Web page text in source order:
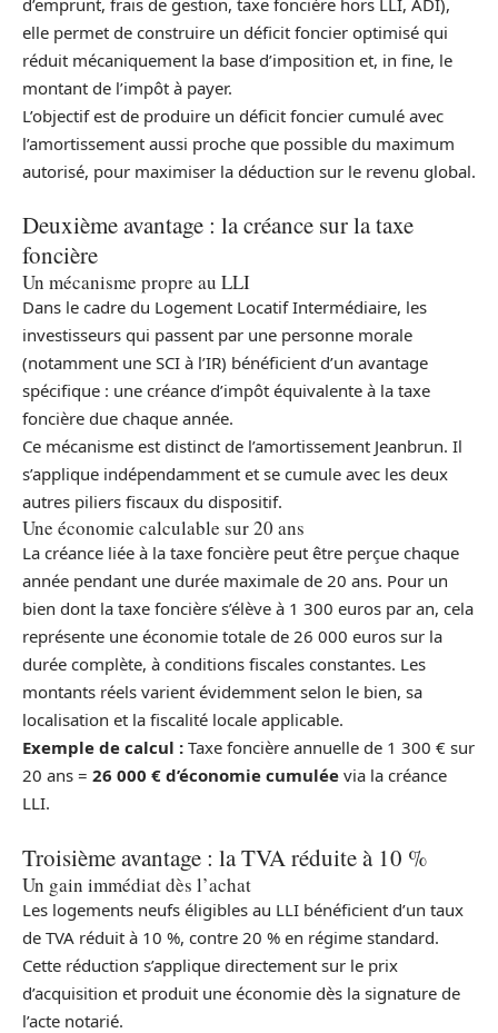
elle permet de construire un déficit foncier optimisé qui
réduit mécaniquement la base d’imposition et, in fine, le
montant de l’impôt à payer.
L’objectif est de produire un déficit foncier cumulé avec
l’amortissement aussi proche que possible du maximum
autorisé, pour maximiser la déduction sur le revenu global.
Deuxième avantage : la créance sur la taxe
foncière
Un mécanisme propre au LLI
Dans le cadre du Logement Locatif Intermédiaire, les
investisseurs qui passent par une personne morale
(notamment une SCI à l’IR) bénéficient d’un avantage
spécifique : une créance d’impôt équivalente à la taxe
foncière due chaque année.
Ce mécanisme est distinct de l’amortissement Jeanbrun. Il
s’applique indépendamment et se cumule avec les deux
autres piliers fiscaux du dispositif.
Une économie calculable sur 20 ans
La créance liée à la taxe foncière peut être perçue chaque
année pendant une durée maximale de 20 ans. Pour un
bien dont la taxe foncière s’élève à 1 300 euros par an, cela
représente une économie totale de 26 000 euros sur la
durée complète, à conditions fiscales constantes. Les
montants réels varient évidemment selon le bien, sa
localisation et la fiscalité locale applicable.
Exemple de calcul : Taxe foncière annuelle de 1 300 € sur
20 ans = 26 000 € d’économie cumulée via la créance
LLI.
Troisième avantage : la TVA réduite à 10 %
Un gain immédiat dès l’achat
Les logements neufs éligibles au LLI bénéficient d’un taux
de TVA réduit à 10 %, contre 20 % en régime standard.
Cette réduction s’applique directement sur le prix
d’acquisition et produit une économie dès la signature de
l’acte notarié.